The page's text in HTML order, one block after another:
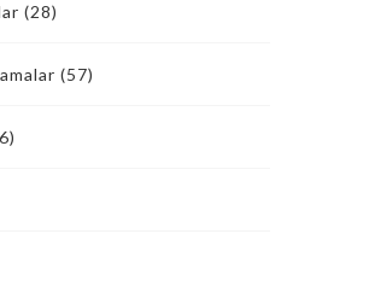
(28)
(57)